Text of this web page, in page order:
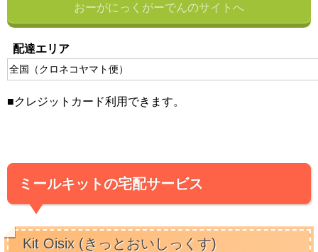
おーがにっくがーでんのサイトへ
配達エリア
全国（クロネコヤマト便）
■クレジットカード利用できます。
ミールキットの宅配サービス
Kit Oisix (きっとおいしっくす)